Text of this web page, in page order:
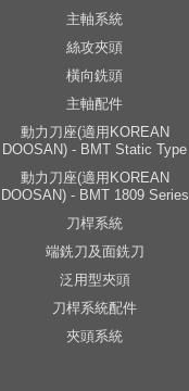
主軸系統
絲攻夾頭
橫向銑頭
主軸配件
動力刀座(適用KOREAN
DOOSAN) - BMT Static Type
動力刀座(適用KOREAN
DOOSAN) - BMT 1809 Series
刀桿系統
端銑刀及面銑刀
泛用型夾頭
刀桿系統配件
夾頭系統